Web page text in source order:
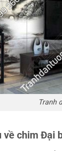
Tranh
về chim Đại